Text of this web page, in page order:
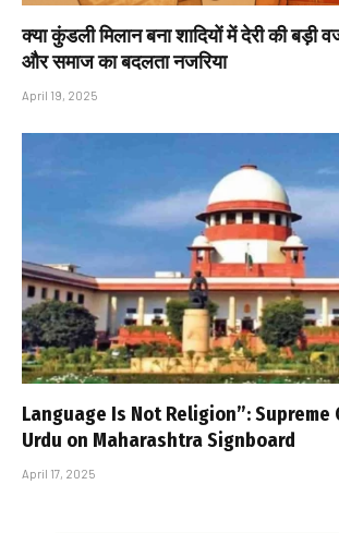
क्या कुंडली मिलान बना शादियों में देरी की बड़ी
और समाज का बदलता नजरिया
April 19, 2025
Language Is Not Religion”: Supreme
Urdu on Maharashtra Signboard
April 17, 2025